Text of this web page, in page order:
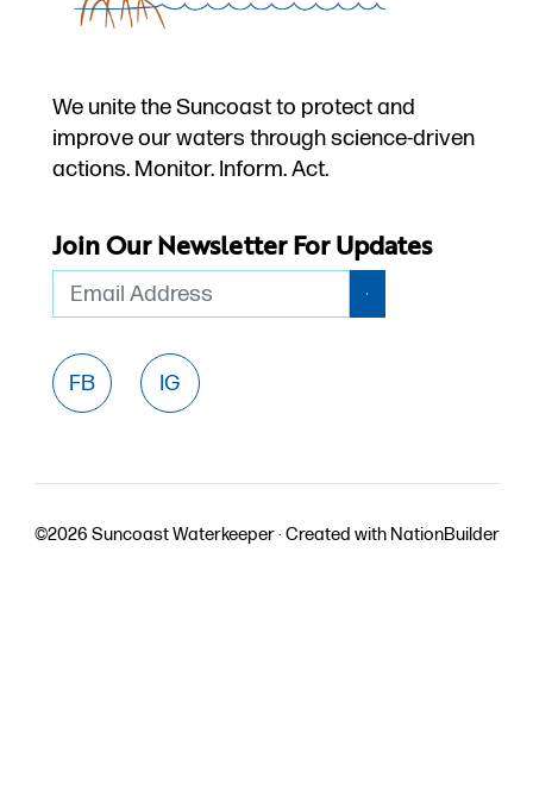
We unite the Suncoast to protect and
improve our waters through science-driven
actions. Monitor. Inform. Act.
Join Our Newsletter For Updates
Email
FB IG
©2026 Suncoast Waterkeeper ·Created with NationBuilder